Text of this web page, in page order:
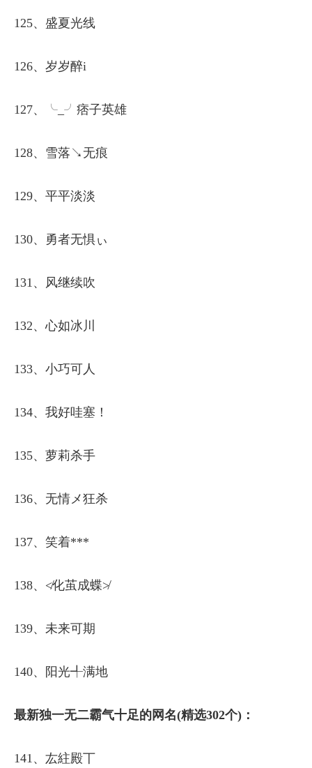
125、盛夏光线
126、岁岁醉i
127、╰_╯痞子英雄
128、雪落↘无痕
129、平平淡淡
130、勇者无惧ぃ
131、风继续吹
132、心如冰川
133、小巧可人
134、我好哇塞！
135、萝莉杀手
136、无情メ狂杀
137、笑着***
138、≮化茧成蝶≯
139、未来可期
140、阳光╃满地
最新独一无二霸气十足的网名(精选302个)：
141、厷紸殿丅